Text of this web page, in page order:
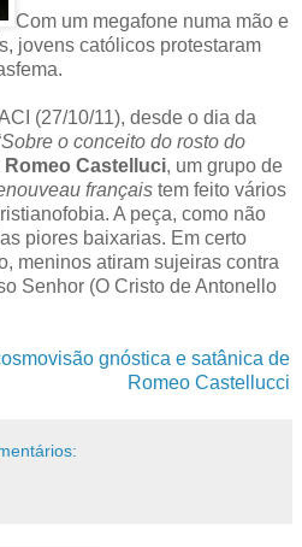
Com um megafone numa mão e
jovens católicos protestaram
(27/10/11), desde o dia da
Sobre o conceito do rosto do
Romeo Castelluci, um grupo de
français tem feito vários
A peça, como não
piores baixarias. Em certo
meninos atiram sujeiras contra
Senhor (O Cristo de Antonello
gnóstica e satânica de
Romeo Castellucci